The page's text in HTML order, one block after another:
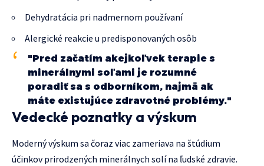
Dehydratácia pri nadmernom používaní
Alergické reakcie u predisponovaných osôb
"Pred začatím akejkoľvek terapie s
minerálnymi soľami je rozumné
poradiť sa s odborníkom, najmä ak
máte existujúce zdravotné problémy."
Vedecké poznatky a výskum
Moderný výskum sa čoraz viac zameriava na štúdium
účinkov prirodzených minerálnych solí na ľudské zdravie.